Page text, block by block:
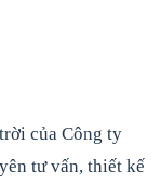
của Công ty
tư vấn, thiết kế